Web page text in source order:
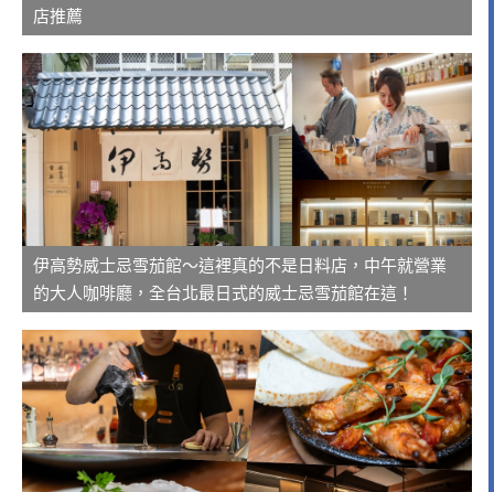
店推薦
伊高勢威士忌雪茄館～這裡真的不是日料店，中午就營業
的大人咖啡廳，全台北最日式的威士忌雪茄館在這！